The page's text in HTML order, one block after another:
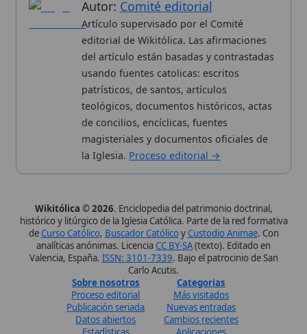
Proceso editorial
Publicación seriada
Datos abiertos
Estadísticas
Aviso legal
Política de privacidad
Más visitados
Nuevas entradas
Cambios recientes
Aplicaciones
Kit de Prensa
Widgets para tu web
✦ SÍGUENOS EN
Canal de WhatsApp
Únete · publicación regular
Perfil de Instagram
Síguenos · @wikitolica